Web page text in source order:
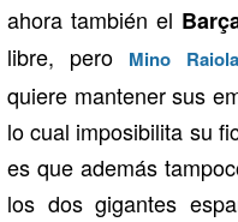
ahora también el
libre, pero
Mino Raiola
quiere mantener sus
lo cual imposibilita su
es que además
los dos gigantes